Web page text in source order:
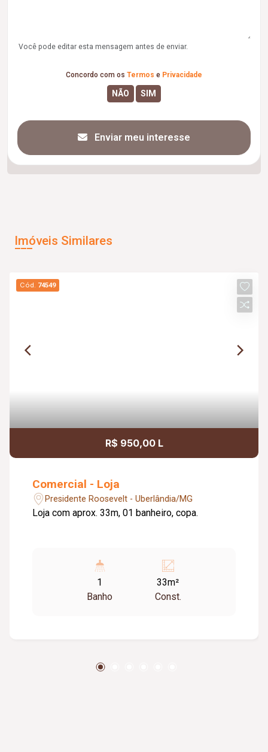
Você pode editar esta mensagem antes de enviar.
Concordo com os Termos e Privacidade
Enviar meu interesse
Imóveis Similares
Cód. 74549
R$ 950,00 L
Comercial - Loja
Presidente Roosevelt - Uberlândia/MG
Loja com aprox. 33m, 01 banheiro, copa.
1
Banho
33m²
Const.